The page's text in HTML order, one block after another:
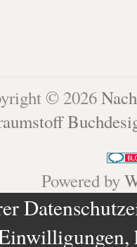
© 2026
Powered by